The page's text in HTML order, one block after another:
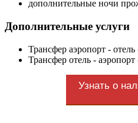
дополнительные ночи
Дополнительные услуги
Трансфер аэропорт - отель
Трансфер отель - аэропорт
Узнать о